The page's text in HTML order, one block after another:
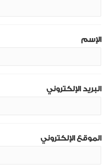
الإسم
البريد الإلكتروني
الموقع الإلكتروني